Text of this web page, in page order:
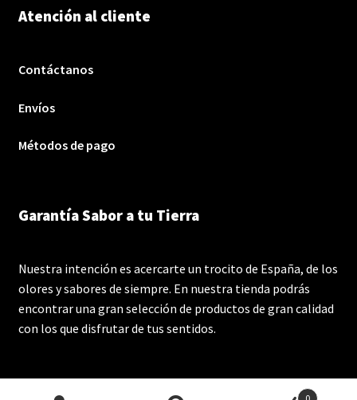
Atención al cliente
Contáctanos
Envíos
Métodos de pago
Garantía Sabor a tu Tierra
Nuestra intención es acercarte un trocito de España, de los
olores y sabores de siempre. En nuestra tienda podrás
encontrar una gran selección de productos de gran calidad
con los que disfrutar de tus sentidos.